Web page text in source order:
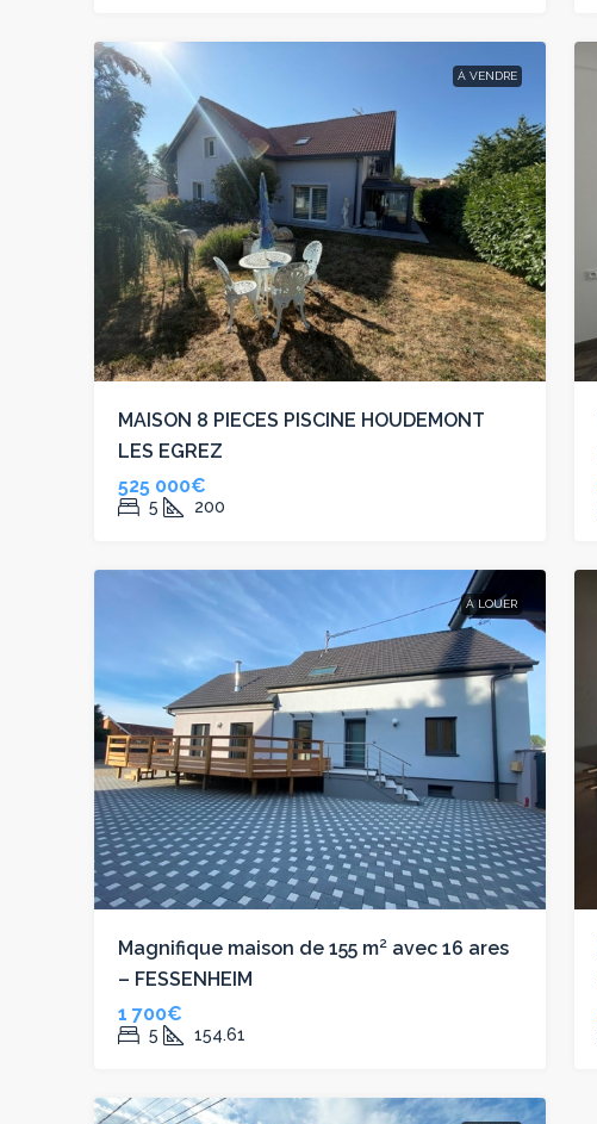
À VENDRE
MAISON 8 PIECES PISCINE HOUDEMONT
LES EGREZ
525 000€
5 200
À LOUER
Magnifique maison de 155 m² avec 16 ares
– FESSENHEIM
1 700€
5 154.61